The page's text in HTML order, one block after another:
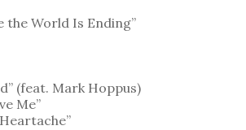
the World Is Ending”
(feat. Mark Hoppus)
Me”